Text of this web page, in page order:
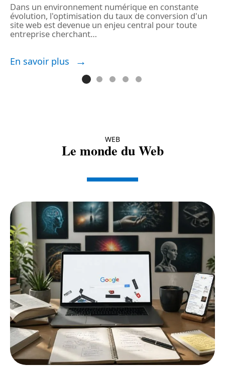
Dans un environnement numérique en constante
évolution, l'optimisation du taux de conversion d'un
site web est devenue un enjeu central pour toute
entreprise cherchant…
En savoir plus
WEB
Le monde du Web